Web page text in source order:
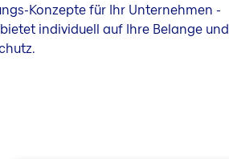
Konzepte für Ihr Unternehmen -
individuell auf Ihre Belange und